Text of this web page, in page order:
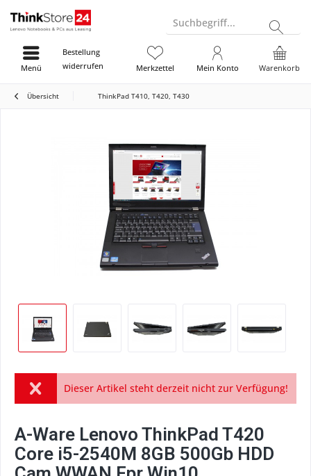
Suchbegriff...
Bestellung
widerrufen
Warenkorb
Merkzettel Mein Konto
Menü
Übersicht ThinkPad T410, T420, T430
Dieser Artikel steht derzeit nicht zur Verfügung!
A-Ware Lenovo ThinkPad T420
Core i5-2540M 8GB 500Gb HDD